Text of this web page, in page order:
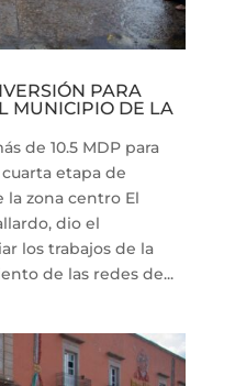
PARA
MUNICIPIO DE LA
de 10.5 MDP para
etapa de
zona centro El
dio el
los trabajos de la
de las redes de...